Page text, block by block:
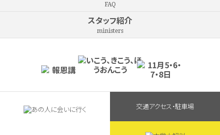
FAQ
スタッフ紹介
ministers
交通アクセス・駐車場